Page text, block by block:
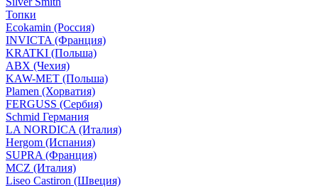
Топки
Ecokamin (Россия)
INVICTA (Франция)
KRATKI (Польша)
ABX (Чехия)
KAW-MET (Польша)
Plamen (Хорватия)
FERGUSS (Сербия)
Schmid Германия
LA NORDICA (Италия)
Hergom (Испания)
SUPRA (Франция)
MCZ (Италия)
Liseo Castiron (Швеция)